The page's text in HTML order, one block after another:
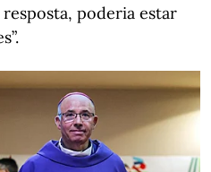
poderia estar